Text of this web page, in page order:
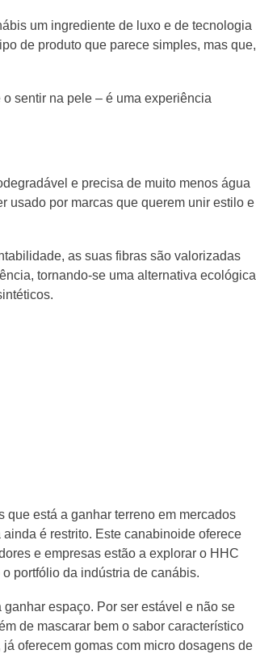
um ingrediente de luxo e de tecnologia
de produto que parece simples, mas que,
sentir na pele – é uma experiência
e precisa de muito menos água
usado por marcas que querem unir estilo e
as suas fibras são valorizadas
tornando-se uma alternativa ecológica
está a ganhar terreno em mercados
é restrito. Este canabinoide oferece
e empresas estão a explorar o HHC
portfólio da indústria de canábis.
espaço. Por ser estável e não se
de mascarar bem o sabor característico
oferecem gomas com micro dosagens de